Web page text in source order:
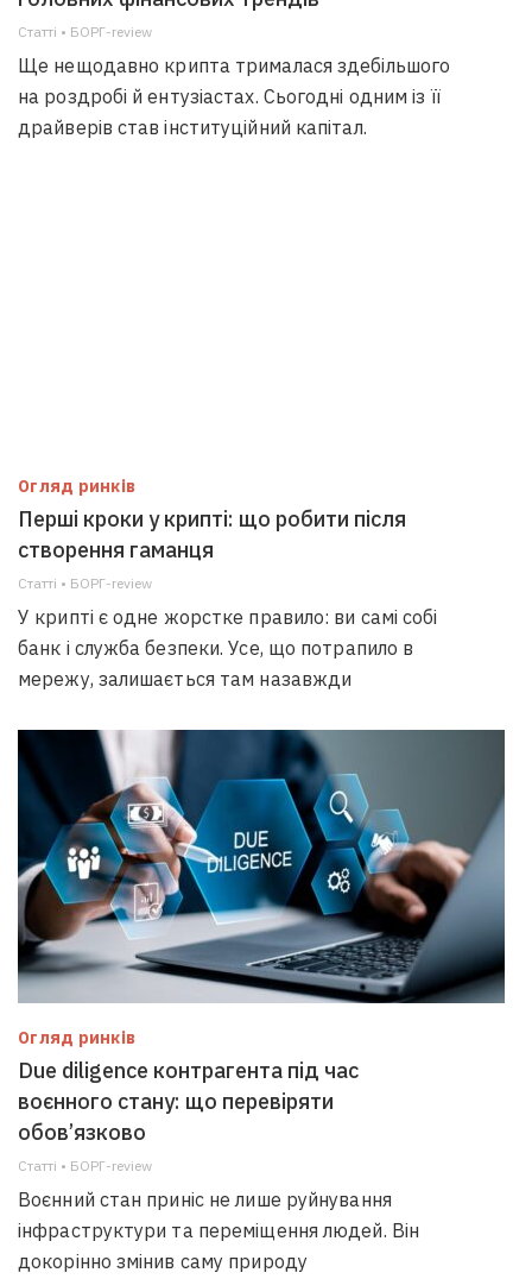
Статті • БОРГ-review
Ще нещодавно крипта трималася здебільшого
на роздробі й ентузіастах. Сьогодні одним із її
драйверів став інституційний капітал.
Огляд ринків
Перші кроки у крипті: що робити після
створення гаманця
Статті • БОРГ-review
У крипті є одне жорстке правило: ви самі собі
банк і служба безпеки. Усе, що потрапило в
мережу, залишається там назавжди
Огляд ринків
Due diligence контрагента під час
воєнного стану: що перевіряти
обов’язково
Статті • БОРГ-review
Воєнний стан приніс не лише руйнування
інфраструктури та переміщення людей. Він
докорінно змінив саму природу